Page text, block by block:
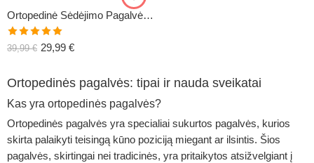
Ortopedinė Sėdėjimo Pagalvė COMFO+
Įvertinimas:
39,99€ 29,99 €
Ortopedinės pagalvės: tipai ir nauda sveikatai
Kas yra ortopedinės pagalvės?
Ortopedinės pagalvės yra specialiai sukurtos pagalvės, kurios
skirta palaikyti teisingą kūno poziciją miegant ar ilsintis. Šios
pagalvės, skirtingai nei tradicinės, yra pritaikytos atsižvelgiant į